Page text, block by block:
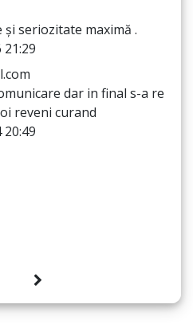
seriozitate maximă .
dar in final s-a
reveni curand